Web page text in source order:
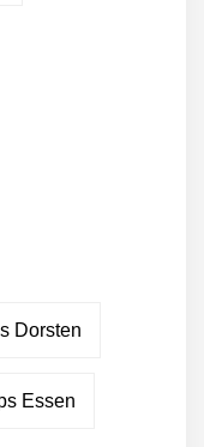
Dorsten
Essen